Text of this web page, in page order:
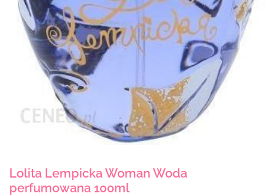
Lolita Lempicka Woman Woda
perfumowana 100ml